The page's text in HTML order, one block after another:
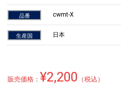
品番 cwmt-X
生産国 日本
販売価格： ¥2,200 （税込）